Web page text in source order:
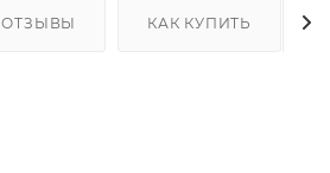
ОТЗЫВЫ КАК КУПИТЬ